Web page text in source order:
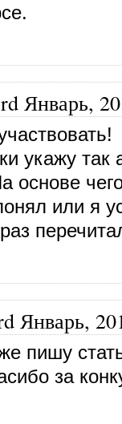
Январь,
укажу так
основе
или я
Январь,
пишу
за